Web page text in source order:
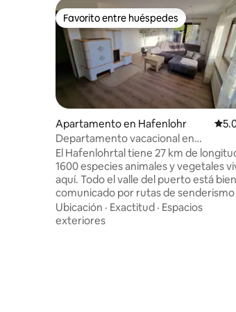
Favorito entre huéspedes
Favorito entre huéspedes
Apartamento en Hafenlohr
Departamento vacacional en
Hafenlohrtal para 2-3 personas
El Hafenlohrtal tiene 27 km de
1600 especies animales y vegetales
aquí. Todo el valle del puerto está bien
comunicado por rutas de senderismo
rutas ciclistas. Los carriles bici a lo largo
del Meno están muy bien
Ubicación · Exactitud · Espacios
exteriores